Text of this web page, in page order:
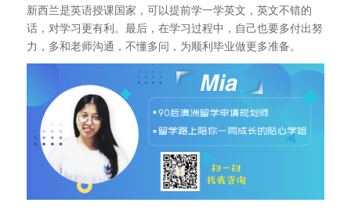
新西兰是英语授课国家，可以提前学一学英文，英文不错的
话，对学习更有利。最后，在学习过程中，自己也要多付出努
力，多和老师沟通，不懂多问，为顺利毕业做更多准备。